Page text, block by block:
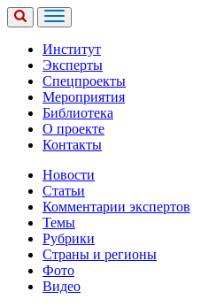
Институт
Эксперты
Спецпроекты
Мероприятия
Библиотека
О проекте
Контакты
Новости
Статьи
Комментарии экспертов
Темы
Рубрики
Страны и регионы
Фото
Видео